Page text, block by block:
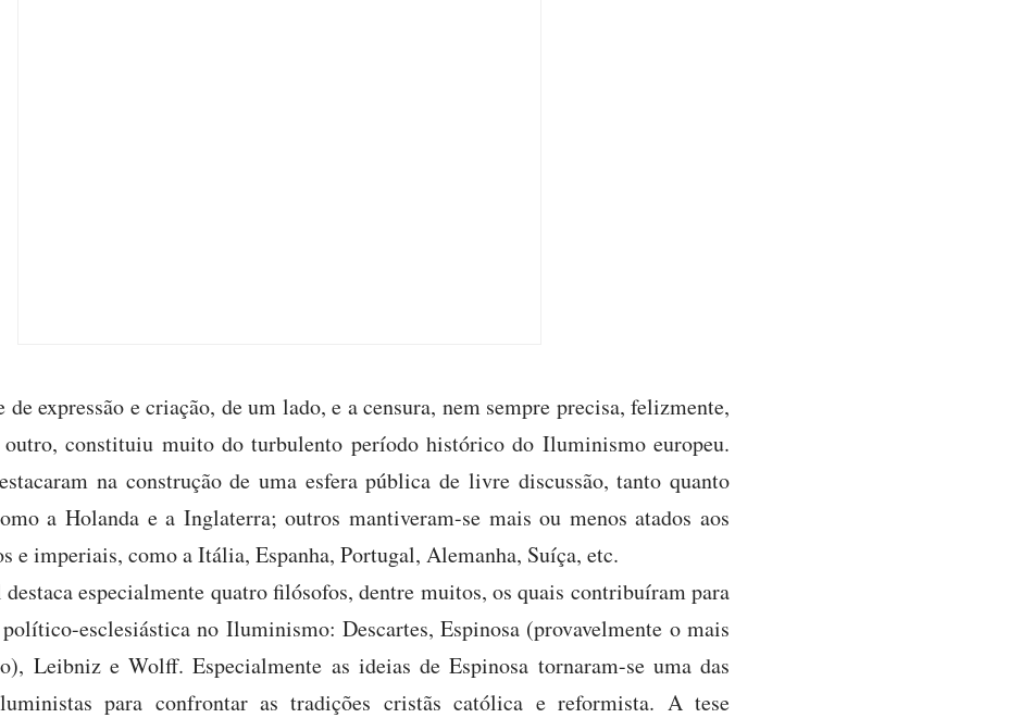
expressão e criação, de um lado, e a censura, nem sempre precisa, felizmente,
outro, constituiu muito do turbulento período histórico do Iluminismo europeu.
na construção de uma esfera pública de livre discussão, tanto quanto
a Holanda e a Inglaterra; outros mantiveram-se mais ou menos atados aos
e imperiais, como a Itália, Espanha, Portugal, Alemanha, Suíça, etc.
especialmente quatro filósofos, dentre muitos, os quais contribuíram para
esclesiástica no Iluminismo: Descartes, Espinosa (provavelmente o mais
Leibniz e Wolff. Especialmente as ideias de Espinosa tornaram-se uma das
para confrontar as tradições cristãs católica e reformista. A tese